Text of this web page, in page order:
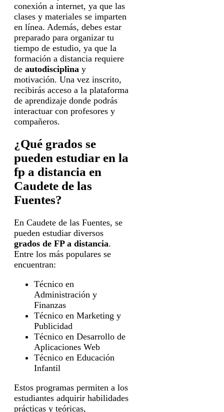
conexión a internet, ya que las
clases y materiales se imparten
en línea. Además, debes estar
preparado para organizar tu
tiempo de estudio, ya que la
formación a distancia requiere
de autodisciplina y
motivación. Una vez inscrito,
recibirás acceso a la plataforma
de aprendizaje donde podrás
interactuar con profesores y
compañeros.
¿Qué grados se
pueden estudiar en la
fp a distancia en
Caudete de las
Fuentes?
En Caudete de las Fuentes, se
pueden estudiar diversos
grados de FP a distancia.
Entre los más populares se
encuentran:
Técnico en
Administración y
Finanzas
Técnico en Marketing y
Publicidad
Técnico en Desarrollo de
Aplicaciones Web
Técnico en Educación
Infantil
Estos programas permiten a los
estudiantes adquirir habilidades
prácticas y teóricas,